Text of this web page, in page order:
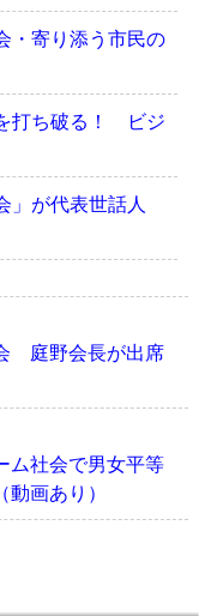
・寄り添う市民の
打ち破る！ ビジ
」が代表世話人
庭野会長が出席
社会で男女平等
画あり）